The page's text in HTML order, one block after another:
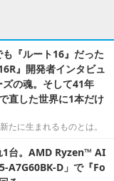
『ルート16』だった
』開発者インタビュ
の魂。そして41年
直した世界に1本だけ
たに生まれるものとは。
1台。AMD Ryzen™ AI
A7G60BK-D」で『Fo